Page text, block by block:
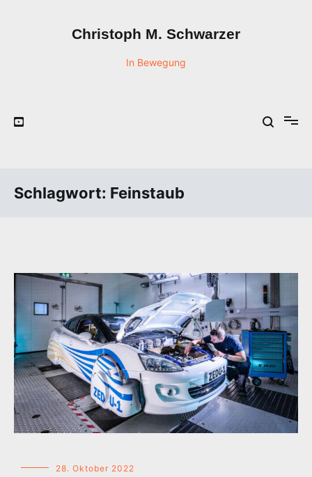
Christoph M. Schwarzer
In Bewegung
Schlagwort: Feinstaub
28. Oktober 2022